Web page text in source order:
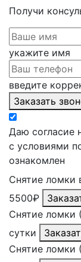
Получи
укажите имя
введите
Заказать
Даю согласие
с условиями
ознакомлен
Снятие ломки
5500₽
Снятие ломки
сутки
Снятие ломки